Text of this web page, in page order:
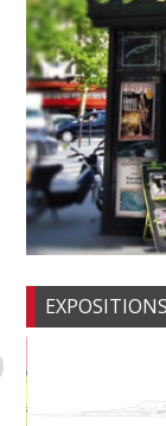
EXPOSITIONS